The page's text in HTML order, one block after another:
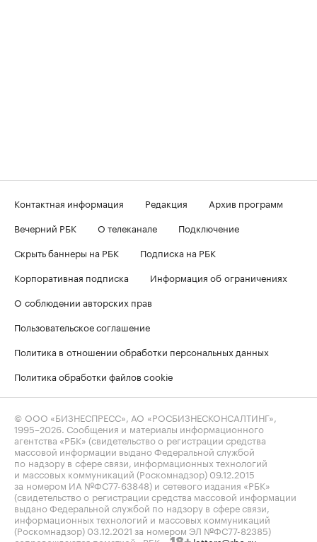
Контактная информация Редакция
Архив программ
Вечерний РБК
О телеканале
Подключение
Скрыть баннеры на РБК
Подписка на РБК
Корпоративная подписка
Информация об ограничениях
О соблюдении авторских прав
Пользовательское соглашение
Политика в отношении обработки персональных данных
Политика обработки файлов cookie
© ООО «БИЗНЕСПРЕСС», АО «РОСБИЗНЕСКОНСАЛТИНГ»,
1995–2026 . Сообщения и материалы информационного
агентства «РБК» (свидетельство о регистрации средства
массовой информации выдано Федеральной службой
по надзору в сфере связи, информационных технологий
и массовых коммуникаций (Роскомнадзор) 09.12.2015
за номером ИА №ФС77-63848) и сетевого издания «РБК»
(свидетельство о регистрации средства массовой информации
выдано Федеральной службой по надзору в сфере связи,
информационных технологий и массовых коммуникаций
(Роскомнадзор) 03.12.2021 за номером ЭЛ №ФС77-82385)